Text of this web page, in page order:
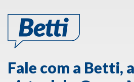
Fale com a Betti,